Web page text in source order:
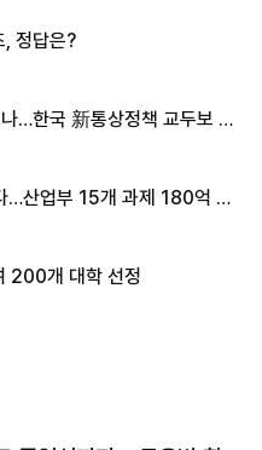
, 정답은?
…한국 新통상정책 교두보 활
…산업부 15개 과제 180억 지
200개 대학 선정